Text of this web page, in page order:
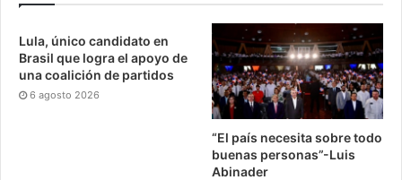
Lula, único candidato en
Brasil que logra el apoyo de
una coalición de partidos
6 agosto 2026
“El país necesita sobre todo
buenas personas”-Luis
Abinader